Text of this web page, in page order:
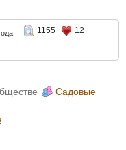
1155
12
Садовые